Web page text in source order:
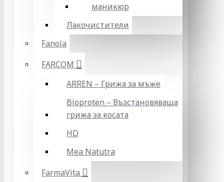
маникюр
Лакочистители
Fanola
FARCOM
ARREN – Грижа за мъже
Bioproten – Възстановяваща
грижа за косата
HD
Mea Natutra
FarmaVita